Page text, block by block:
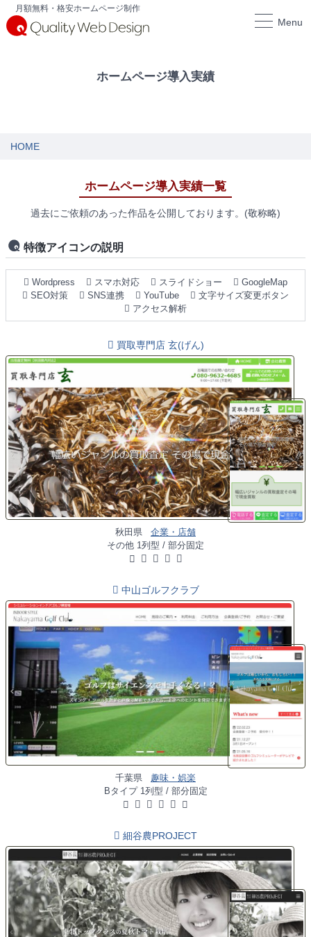
月額無料・格安ホームページ制作
Menu
ホームページ導入実績
HOME
ホームページ導入実績一覧
過去にご依頼のあった作品を公開しております。(敬称略)
特徴アイコンの説明
Wordpress スマホ対応 スライドショー
GoogleMap
SEO対策
SNS連携 YouTube
文字サイズ変更ボタン
アクセス解析
買取専門店 玄(げん)
秋田県
企業・店舗
その他 1列型 / 部分固定
中山ゴルフクラブ
千葉県
趣味・娯楽
Bタイプ 1列型 / 部分固定
細谷農PROJECT